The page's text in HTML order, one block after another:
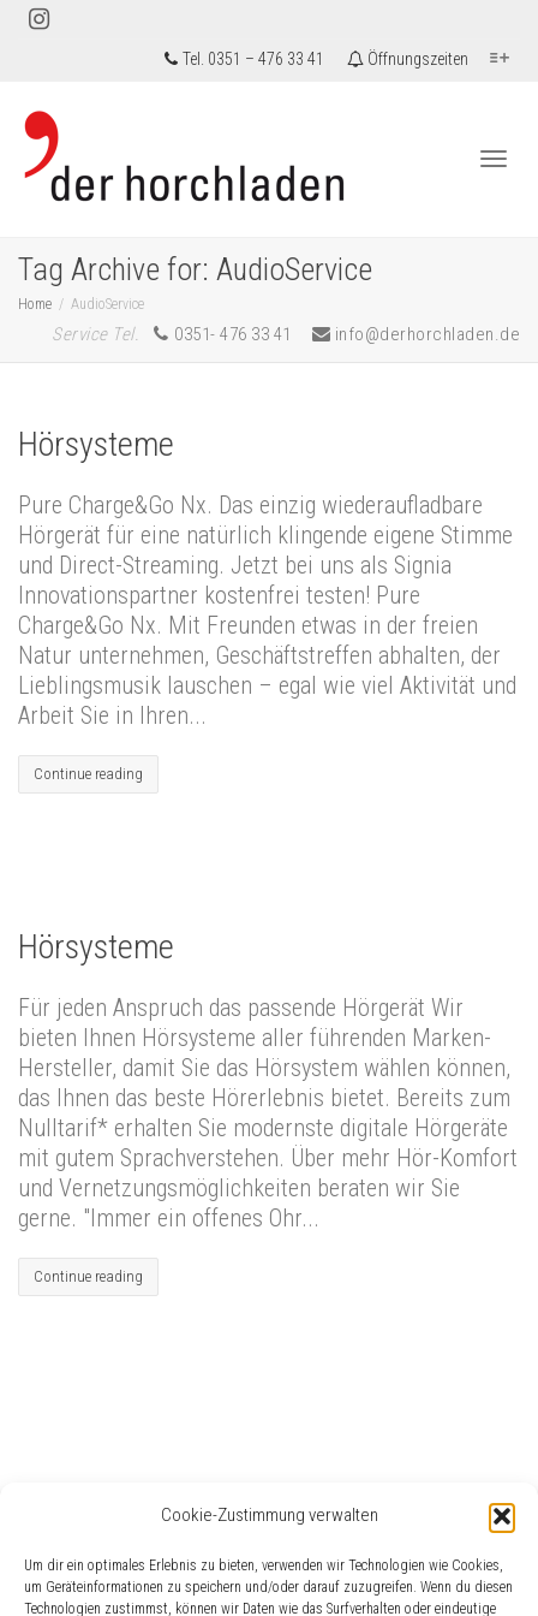
Cookie-Zustimmung verwalten
Um dir ein optimales Erlebnis zu bieten, verwenden wir Technologien wie Cookies,
um Geräteinformationen zu speichern und/oder darauf zuzugreifen. Wenn du diesen
Technologien zustimmst, können wir Daten wie das Surfverhalten oder eindeutige
Tel. 0351 – 476 33 41 Öffnungszeiten
Tag Archive for: AudioService
Home AudioService
Service Tel. 0351- 476 33 41 info@derhorchladen.de
Hörsysteme
Pure Charge&Go Nx. Das einzig wiederaufladbare
Hörgerät für eine natürlich klingende eigene Stimme
und Direct-Streaming. Jetzt bei uns als Signia
Innovationspartner kostenfrei testen! Pure
Charge&Go Nx. Mit Freunden etwas in der freien
Natur unternehmen, Geschäftstreffen abhalten, der
Lieblingsmusik lauschen – egal wie viel Aktivität und
Arbeit Sie in Ihren...
Continue reading
Hörsysteme
Für jeden Anspruch das passende Hörgerät Wir
bieten Ihnen Hörsysteme aller führenden Marken-
Hersteller, damit Sie das Hörsystem wählen können,
das Ihnen das beste Hörerlebnis bietet. Bereits zum
Nulltarif* erhalten Sie modernste digitale Hörgeräte
mit gutem Sprachverstehen. Über mehr Hör-Komfort
und Vernetzungsmöglichkeiten beraten wir Sie
gerne. "Immer ein offenes Ohr...
Continue reading
Eislingen Akku Berufsleben Akku-Hörgerät Besser-Hörer Gehörschutz